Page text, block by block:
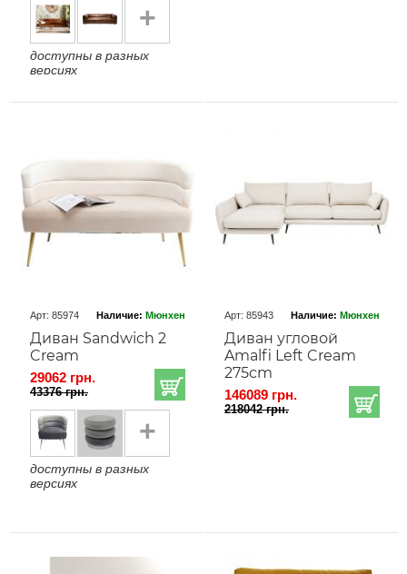
+
доступны в разных
версиях
Арт: 85974 Наличие: Мюнхен
Диван Sandwich 2
Cream
29062 грн.
43376 грн.
+
доступны в разных
версиях
Арт: 85943 Наличие: Мюнхен
Диван угловой
Amalfi Left Cream
275cm
146089 грн.
218042 грн.